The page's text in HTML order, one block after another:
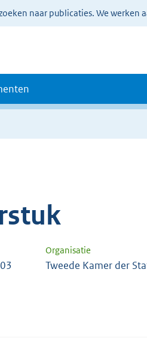
naar publicaties. We werken
Organisatie
Tweede Kamer der